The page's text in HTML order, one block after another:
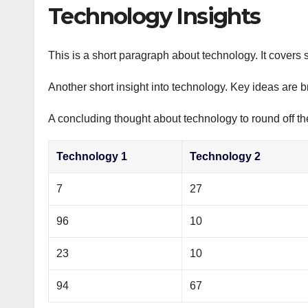
Technology Insights
This is a short paragraph about technology. It covers
Another short insight into technology. Key ideas are
A concluding thought about technology to round off
Technology 1 Technology 2
7 27
96 10
23 10
94 67